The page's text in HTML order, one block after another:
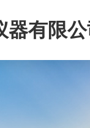
器有限